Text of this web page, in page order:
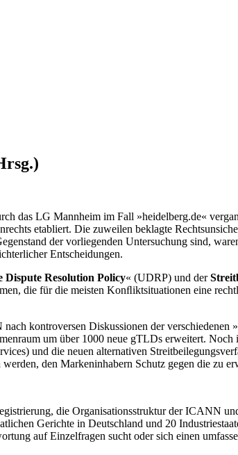
das LG Mannheim im Fall »heidelberg.de«
etabliert. Die zuweilen beklagte
der vorliegenden Untersuchung sind,
Entscheidungen.
Resolution Policy« (UDRP) und der
die für die meisten Konﬂiktsituationen eine
kontroversen Diskussionen der verschiedenen
um über 1000 neue gTLDs erweitert.
und die neuen alternativen
den Markeninhabern Schutz gegen die zu
die Organisationsstruktur der ICANN
Gerichte in Deutschland und 20
auf Einzelfragen sucht oder sich einen